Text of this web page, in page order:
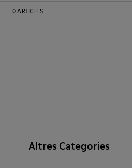
0ARTICLES
Altres Categories